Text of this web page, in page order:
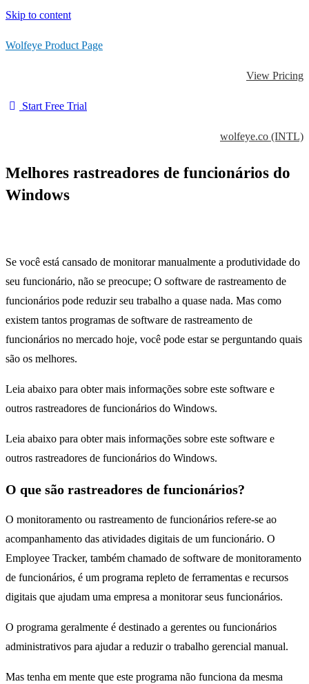
Skip to content
Wolfeye Product Page
View Pricing
Start Free Trial
wolfeye.co (INTL)
Melhores rastreadores de funcionários do
Windows
Se você está cansado de monitorar manualmente a produtividade do
seu funcionário, não se preocupe; O software de rastreamento de
funcionários pode reduzir seu trabalho a quase nada. Mas como
existem tantos programas de software de rastreamento de
funcionários no mercado hoje, você pode estar se perguntando quais
são os melhores.
Leia abaixo para obter mais informações sobre este software e
outros rastreadores de funcionários do Windows.
Leia abaixo para obter mais informações sobre este software e
outros rastreadores de funcionários do Windows.
O que são rastreadores de funcionários?
O monitoramento ou rastreamento de funcionários refere-se ao
acompanhamento das atividades digitais de um funcionário. O
Employee Tracker, também chamado de software de monitoramento
de funcionários, é um programa repleto de ferramentas e recursos
digitais que ajudam uma empresa a monitorar seus funcionários.
O programa geralmente é destinado a gerentes ou funcionários
administrativos para ajudar a reduzir o trabalho gerencial manual.
Mas tenha em mente que este programa não funciona da mesma